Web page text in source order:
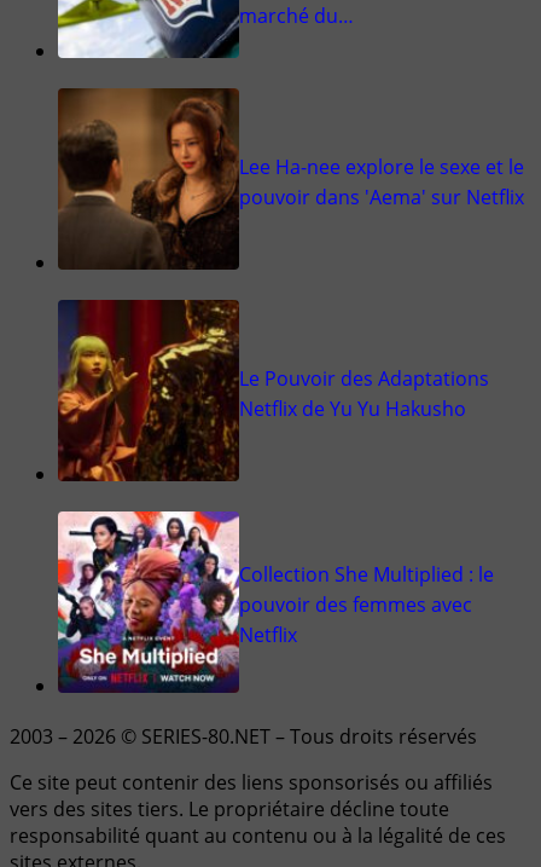
marché du…
Lee Ha-nee explore le sexe et le
pouvoir dans 'Aema' sur Netflix
Le Pouvoir des Adaptations
Netflix de Yu Yu Hakusho
Collection She Multiplied : le
pouvoir des femmes avec
Netflix
2003 – 2026 © SERIES-80.NET – Tous droits réservés
Ce site peut contenir des liens sponsorisés ou affiliés
vers des sites tiers. Le propriétaire décline toute
responsabilité quant au contenu ou à la légalité de ces